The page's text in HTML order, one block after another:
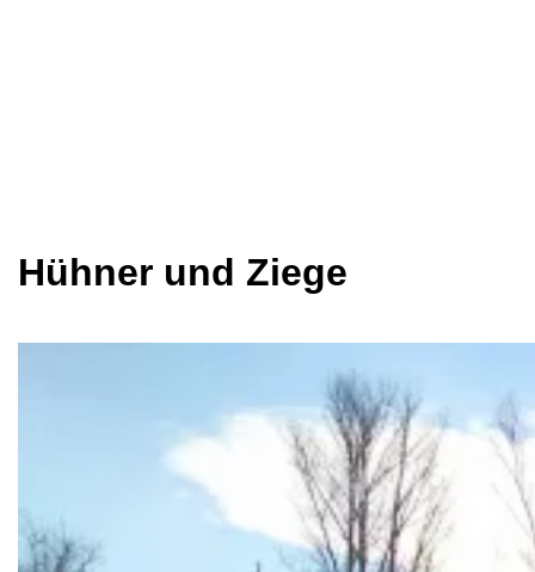
Hühner und Ziege